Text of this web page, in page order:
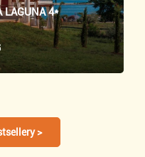
LAGUNA 4*
>